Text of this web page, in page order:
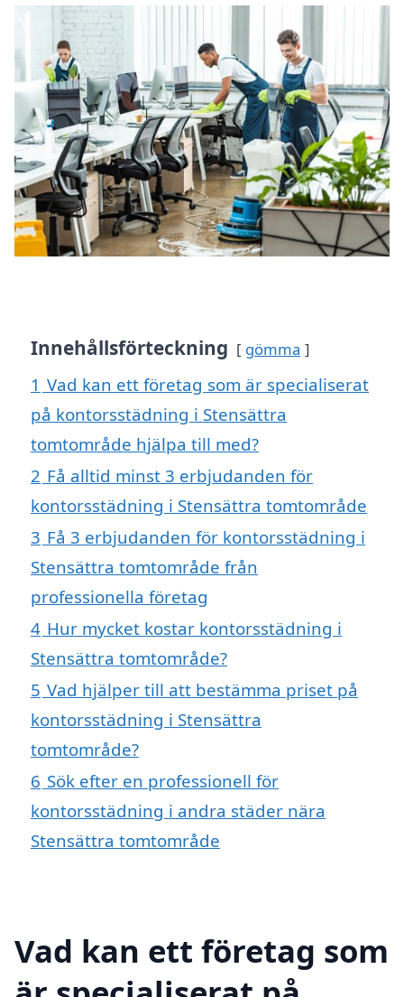
Innehållsförteckning gömma
1 Vad kan ett företag som är specialiserat
på kontorsstädning i Stensättra
tomtområde hjälpa till med?
2 Få alltid minst 3 erbjudanden för
kontorsstädning i Stensättra tomtområde
3 Få 3 erbjudanden för kontorsstädning i
Stensättra tomtområde från
professionella företag
4 Hur mycket kostar kontorsstädning i
Stensättra tomtområde?
5 Vad hjälper till att bestämma priset på
kontorsstädning i Stensättra
tomtområde?
6 Sök efter en professionell för
kontorsstädning i andra städer nära
Stensättra tomtområde
Vad kan ett företag som